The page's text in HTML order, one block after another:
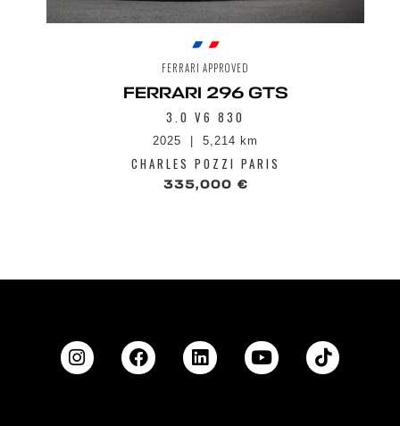
FERRARI APPROVED
FERRARI 296 GTS
3.0 V6 830
2025 5,214 km
CHARLES POZZI PARIS
335,000 €